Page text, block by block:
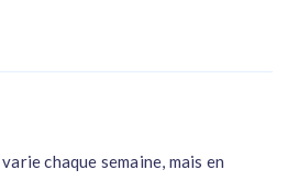
chaque semaine, mais en